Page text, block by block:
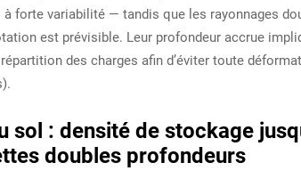
forte variabilité — tandis que les rayonnages
est prévisible. Leur profondeur accrue
des charges afin d’éviter toute
sol : densité de stockage
doubles profondeurs